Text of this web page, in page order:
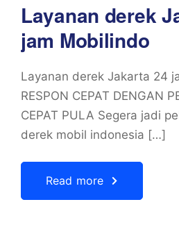
Layanan derek
jam Mobilindo
Layanan derek Jakarta 24
RESPON CEPAT DENGAN
CEPAT PULA Segera jadi
derek mobil indonesia […]
Read more